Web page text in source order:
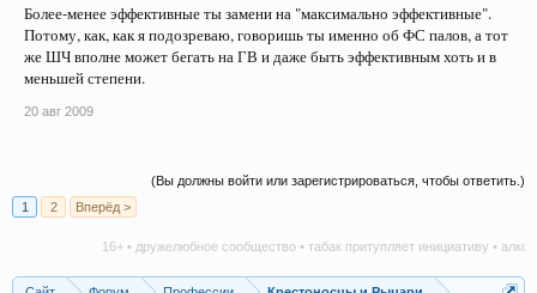
Более-менее эффективные ты замени на "максимально эффективные".
Потому, как, как я подозреваю, говоришь ты именно об ФС палов, а тот
же ШЧ вполне может бегать на ГВ и даже быть эффективным хоть и в
меньшей степени.
20 авг 2009
(Вы должны войти или зарегистрироваться, чтобы ответить.)
1
2 Вперёд >
16+ • дружелюбное сообщество • табак притупляет инициативу •